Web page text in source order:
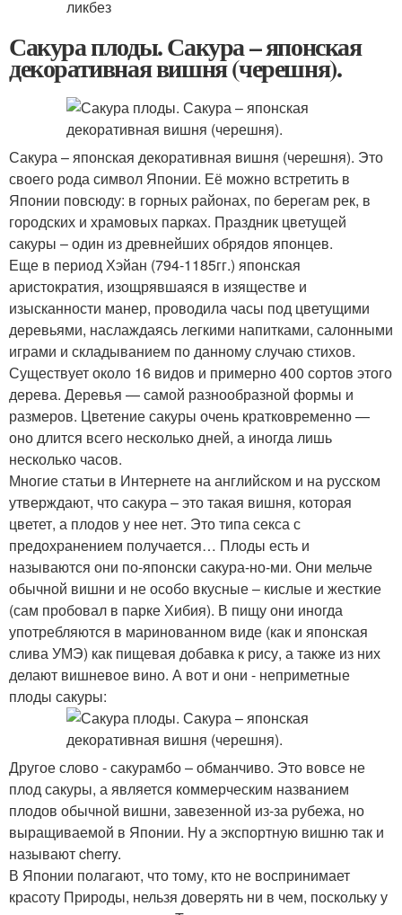
Сакура плоды. Сакура – японская
декоративная вишня (черешня).
Сакура – японская декоративная вишня (черешня). Это
своего рода символ Японии. Её можно встретить в
Японии повсюду: в горных районах, по берегам рек, в
городских и храмовых парках. Праздник цветущей
сакуры – один из древнейших обрядов японцев.
Еще в период Хэйан (794-1185гг.) японская
аристократия, изощрявшаяся в изяществе и
изысканности манер, проводила часы под цветущими
деревьями, наслаждаясь легкими напитками, салонными
играми и складыванием по данному случаю стихов.
Существует около 16 видов и примерно 400 сортов этого
дерева. Деревья — самой разнообразной формы и
размеров. Цветение сакуры очень кратковременно —
оно длится всего несколько дней, а иногда лишь
несколько часов.
Многие статьи в Интернете на английском и на русском
утверждают, что сакура – это такая вишня, которая
цветет, а плодов у нее нет. Это типа секса с
предохранением получается… Плоды есть и
называются они по-японски сакура-но-ми. Они мельче
обычной вишни и не особо вкусные – кислые и жесткие
(сам пробовал в парке Хибия). В пищу они иногда
употребляются в маринованном виде (как и японская
слива УМЭ) как пищевая добавка к рису, а также из них
делают вишневое вино. А вот и они - неприметные
плоды сакуры:
Другое слово - сакурамбо – обманчиво. Это вовсе не
плод сакуры, а является коммерческим названием
плодов обычной вишни, завезенной из-за рубежа, но
выращиваемой в Японии. Ну а экспортную вишню так и
называют cherry.
В Японии полагают, что тому, кто не воспринимает
красоту Природы, нельзя доверять ни в чем, поскольку у